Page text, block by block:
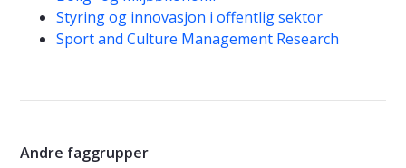
Styring og innovasjon i offentlig sektor
Sport and Culture Management Research
Andre faggrupper